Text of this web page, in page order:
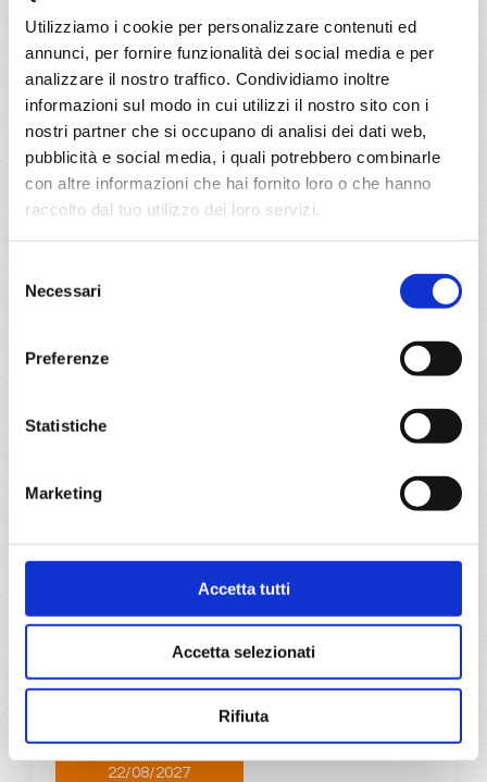
Utilizziamo i cookie per personalizzare contenuti ed
annunci, per fornire funzionalità dei social media e per
analizzare il nostro traffico. Condividiamo inoltre
informazioni sul modo in cui utilizzi il nostro sito con i
nostri partner che si occupano di analisi dei dati web,
pubblicità e social media, i quali potrebbero combinarle
con altre informazioni che hai fornito loro o che hanno
raccolto dal tuo utilizzo dei loro servizi.
delNecessari
Preferenze
Statistiche
Marketing
Accetta tutti
Accetta selezionati
Rifiuta
DETTAGLI
Mediterraneo10 giorni
daBariconMSC Fantasia
10 giorni
daIstanbulconMSC Splendida
Istanbul, Corfu, Bari, Trieste, Split croatia, Pireo, Kusadasi,
22/08/2027